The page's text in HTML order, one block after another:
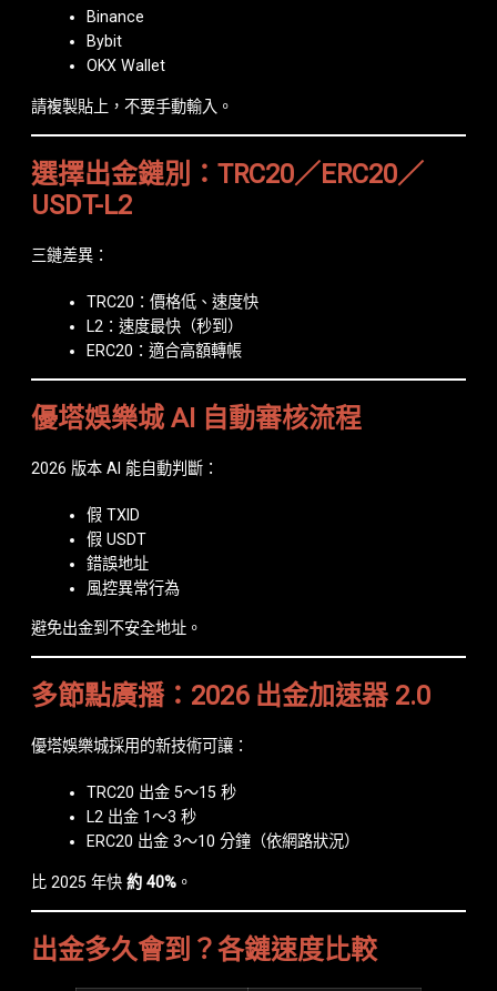
Binance
Bybit
OKX Wallet
請複製貼上，不要手動輸入。
選擇出金鏈別：TRC20／ERC20／
USDT-L2
三鏈差異：
TRC20：價格低、速度快
L2：速度最快（秒到）
ERC20：適合高額轉帳
優塔娛樂城 AI 自動審核流程
2026 版本 AI 能自動判斷：
假 TXID
假 USDT
錯誤地址
風控異常行為
避免出金到不安全地址。
多節點廣播：2026 出金加速器 2.0
優塔娛樂城採用的新技術可讓：
TRC20 出金 5～15 秒
L2 出金 1～3 秒
ERC20 出金 3～10 分鐘（依網路狀況）
比 2025 年快 約 40% 。
出金多久會到？各鏈速度比較